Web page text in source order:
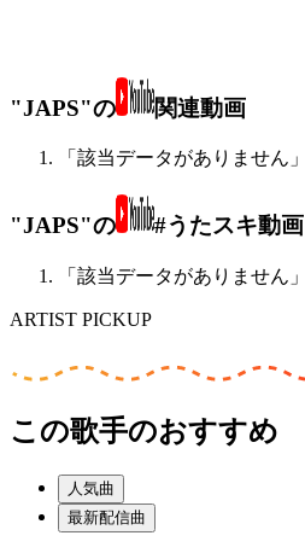
"JAPS"の 関連動画
「該当データがありません」
"JAPS"の #うたスキ動画
「該当データがありません」
ARTIST PICKUP
この歌手のおすすめ
人気曲
最新配信曲